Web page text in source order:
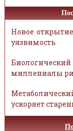
Новое
уязвимость
миллениалы
ускоряет